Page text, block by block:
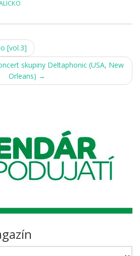
[vol.3]
skupiny Deltaphonic (USA, New
Orleans) →